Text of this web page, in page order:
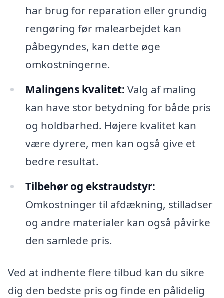
har brug for reparation eller grundig
rengøring før malearbejdet kan
påbegyndes, kan dette øge
omkostningerne.
Malingens kvalitet: Valg af maling
kan have stor betydning for både pris
og holdbarhed. Højere kvalitet kan
være dyrere, men kan også give et
bedre resultat.
Tilbehør og ekstraudstyr:
Omkostninger til afdækning, stilladser
og andre materialer kan også påvirke
den samlede pris.
Ved at indhente flere tilbud kan du sikre
dig den bedste pris og finde en pålidelig